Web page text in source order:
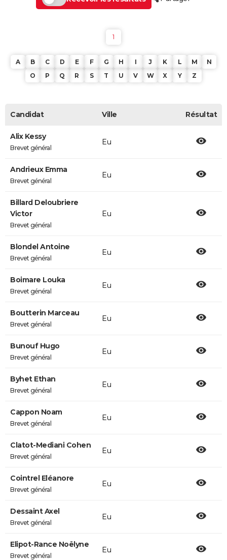
1
A B C D E F G H I J K L M
N
O
P Q R S T U V W X Y Z
Candidat Ville Résultat
Alix Kessy
Brevet général
Eu
Andrieux Emma
Brevet général
Eu
Billard Deloubriere
Victor
Brevet général
Eu
Blondel Antoine
Brevet général
Eu
Boimare Louka
Brevet général
Eu
Boutterin Marceau
Brevet général
Eu
Bunouf Hugo
Brevet général
Eu
Byhet Ethan
Brevet général
Eu
Cappon Noam
Brevet général
Eu
Clatot-Mediani Cohen
Brevet général
Eu
Cointrel Eléanore
Brevet général
Eu
Dessaint Axel
Brevet général
Eu
Elipot-Rance Noëlyne
Brevet général
Eu